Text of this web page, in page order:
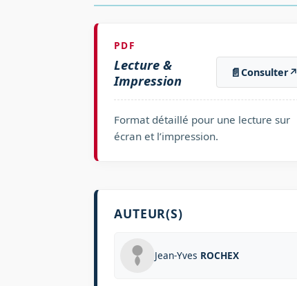
PDF
Lecture &
Impression
📄Consulter↗
Format détaillé pour une lecture sur
écran et l’impression.
AUTEUR(S)
Jean-Yves ROCHEX